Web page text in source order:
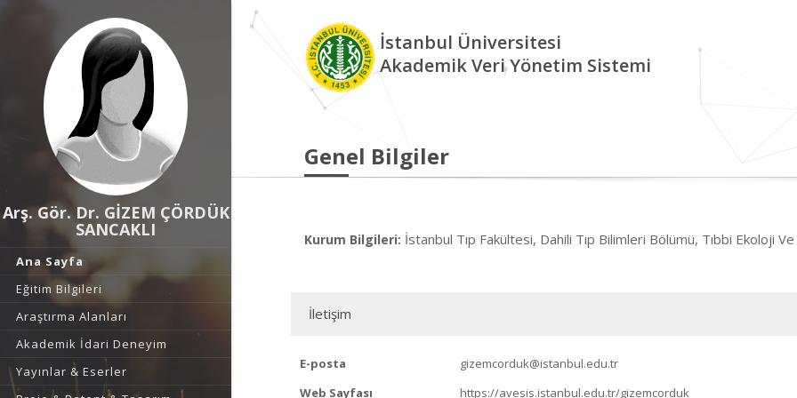
Arş. Gör. Dr. GİZEM ÇÖRDÜK
SANCAKLI
Ana Sayfa
Eğitim Bilgileri
Araştırma Alanları
Akademik İdari Deneyim
Yayınlar & Eserler
İstanbul Üniversitesi
Akademik Veri Yönetim Sistemi
Genel Bilgiler
Kurum Bilgileri: İstanbul Tıp Fakültesi, Dahili Tıp Bilimleri Bölümü, Tıbbi Ekoloji
İletişim
E-posta
gizemcorduk@istanbul.edu.tr
Web Sayfası
https://avesis.istanbul.edu.tr/gizemcorduk